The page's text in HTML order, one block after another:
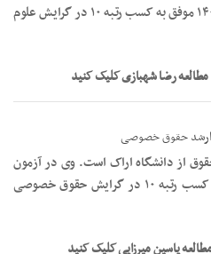
که در آزمون کارشناسی ارشد سال ۱۴۰۴ موفق به کسب رتبه ۱۰ در گرایش علوم
رضا شهبازی کلیک کنید
از دانشگاه اراک است. وی در آزمون
کارشناسی ارشد سال ۱۴۰۴ موفق به کسب رتبه ۱۰ در گرایش حقوق خصوصی
یاسین میرزایی کلیک کنید